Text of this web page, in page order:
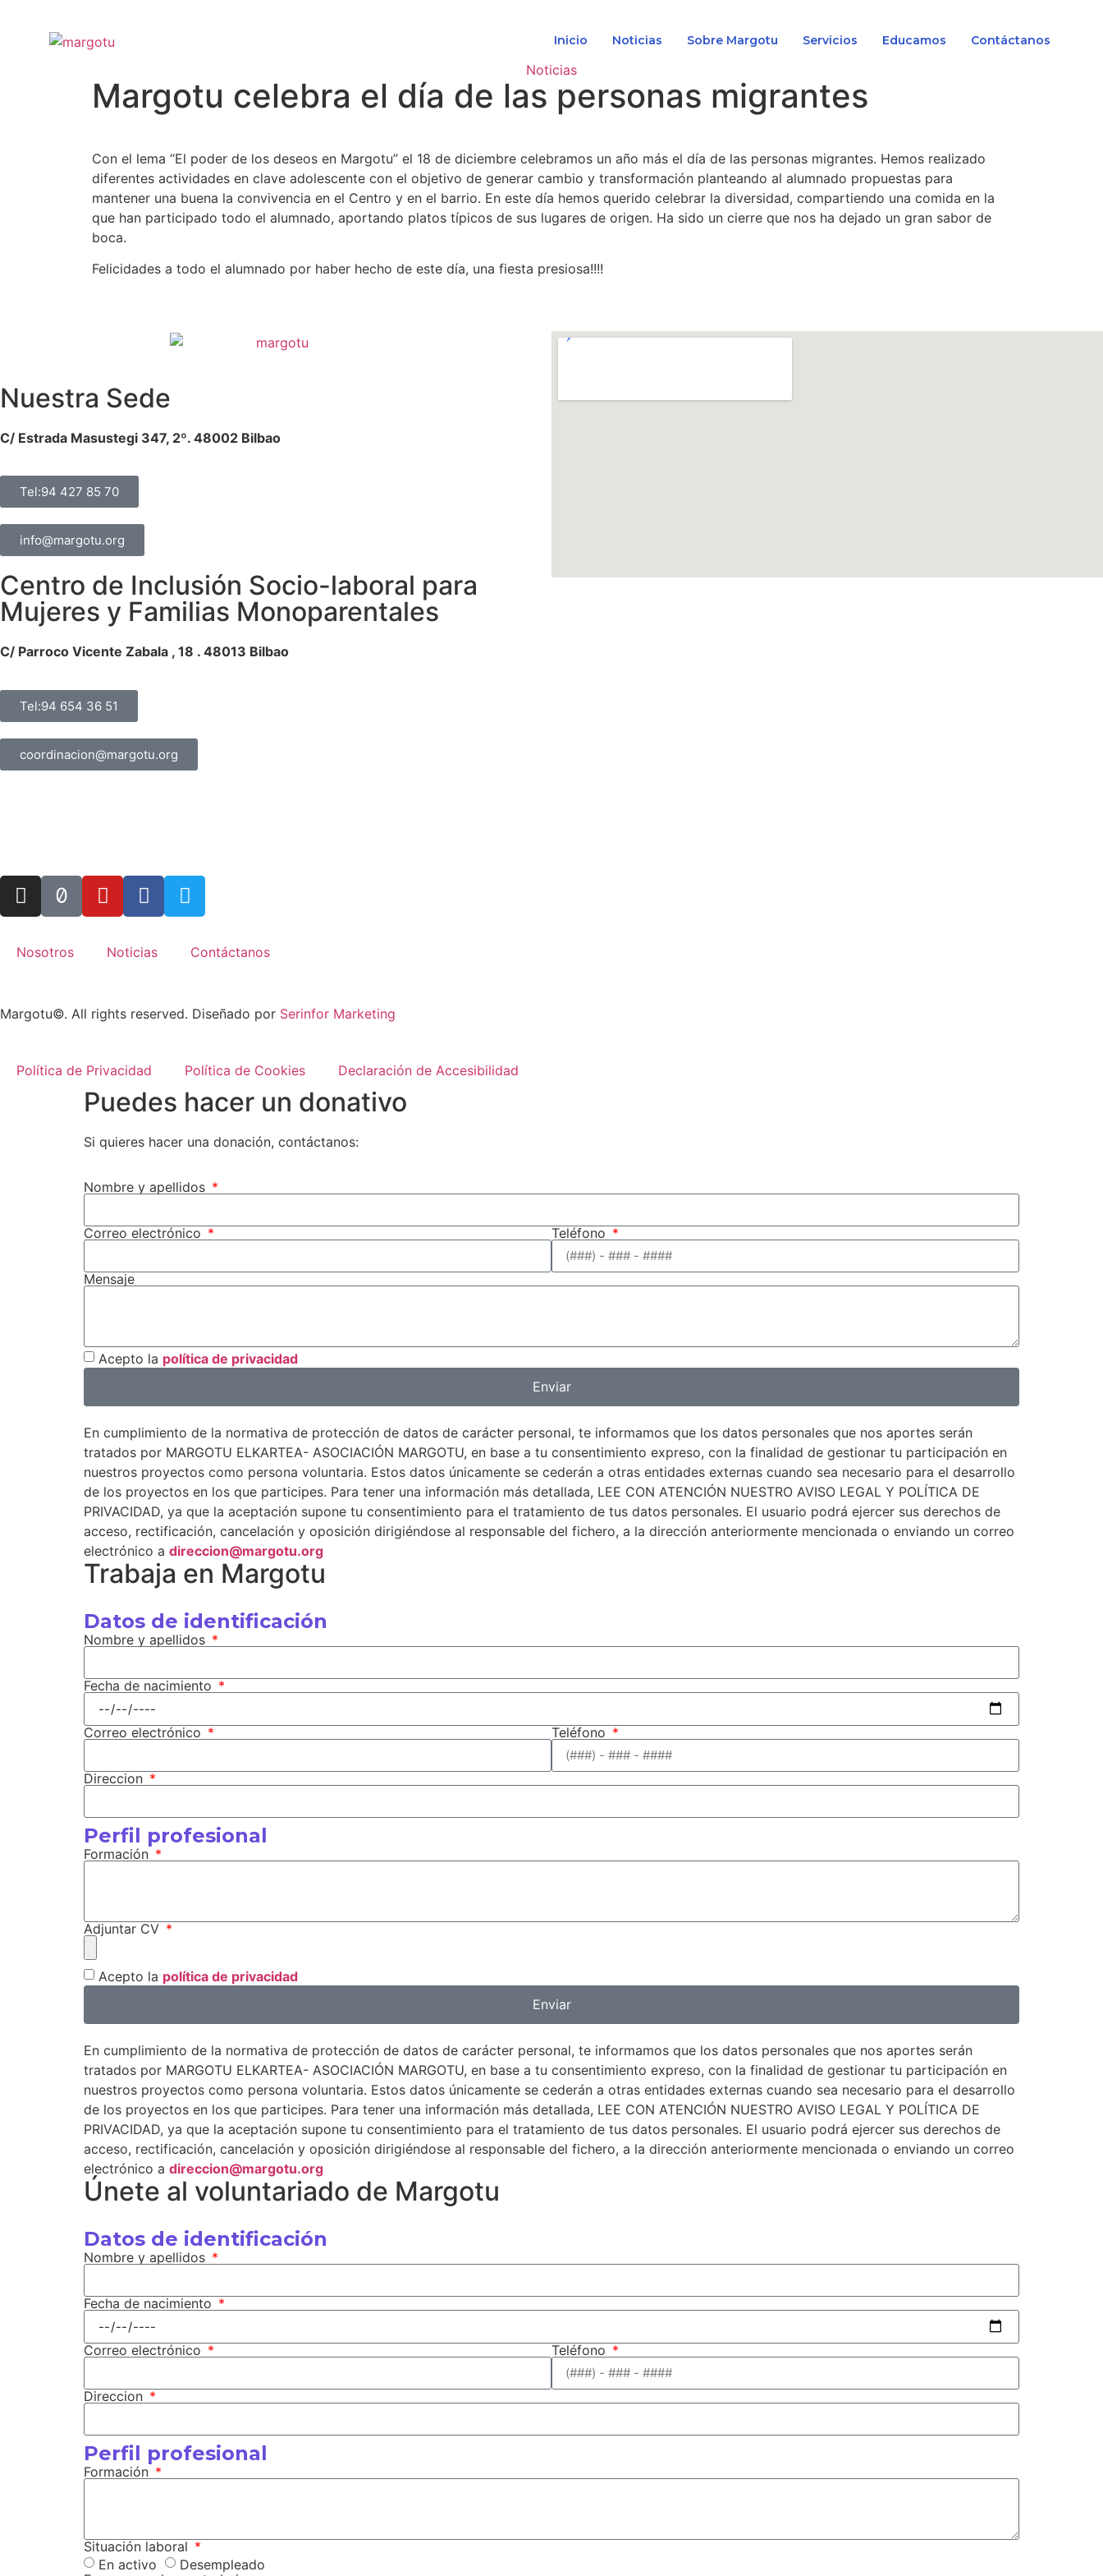
Inicio Noticias Sobre Margotu Servicios Educamos Contáctanos
Noticias
Margotu celebra el día de las personas migrantes
Con el lema “El poder de los deseos en Margotu” el 18 de diciembre celebramos un año más el día de las personas migrantes. Hemos realizado
diferentes actividades en clave adolescente con el objetivo de generar cambio y transformación planteando al alumnado propuestas para
mantener una buena la convivencia en el Centro y en el barrio. En este día hemos querido celebrar la diversidad, compartiendo una comida en la
que han participado todo el alumnado, aportando platos típicos de sus lugares de origen. Ha sido un cierre que nos ha dejado un gran sabor de
boca.
Felicidades a todo el alumnado por haber hecho de este día, una fiesta presiosa!!!!
Nuestra Sede
C/ Estrada Masustegi 347, 2º. 48002 Bilbao
Tel:94 427 85 70
info@margotu.org
Centro de Inclusión Socio-laboral para
Mujeres y Familias Monoparentales
C/ Parroco Vicente Zabala , 18 . 48013 Bilbao
Tel:94 654 36 51
coordinacion@margotu.org
Nosotros Noticias Contáctanos
Margotu©. All rights reserved. Diseñado por Serinfor Marketing
Política de Privacidad Política de Cookies Declaración de Accesibilidad
Puedes hacer un donativo
Si quieres hacer una donación, contáctanos:
Nombre y apellidos
Correo electrónico Teléfono
Mensaje
Acepto la política de privacidad
Enviar
En cumplimiento de la normativa de protección de datos de carácter personal, te informamos que los datos personales que nos aportes serán
tratados por MARGOTU ELKARTEA- ASOCIACIÓN MARGOTU, en base a tu consentimiento expreso, con la finalidad de gestionar tu participación en
nuestros proyectos como persona voluntaria. Estos datos únicamente se cederán a otras entidades externas cuando sea necesario para el desarrollo
de los proyectos en los que participes. Para tener una información más detallada, LEE CON ATENCIÓN NUESTRO AVISO LEGAL Y POLÍTICA DE
PRIVACIDAD, ya que la aceptación supone tu consentimiento para el tratamiento de tus datos personales. El usuario podrá ejercer sus derechos de
acceso, rectificación, cancelación y oposición dirigiéndose al responsable del fichero, a la dirección anteriormente mencionada o enviando un correo
electrónico a direccion@margotu.org
Trabaja en Margotu
Datos de identificación
Nombre y apellidos
Fecha de nacimiento
Correo electrónico Teléfono
Direccion
Perfil profesional
Formación
Adjuntar CV
Acepto la política de privacidad
Enviar
En cumplimiento de la normativa de protección de datos de carácter personal, te informamos que los datos personales que nos aportes serán
tratados por MARGOTU ELKARTEA- ASOCIACIÓN MARGOTU, en base a tu consentimiento expreso, con la finalidad de gestionar tu participación en
nuestros proyectos como persona voluntaria. Estos datos únicamente se cederán a otras entidades externas cuando sea necesario para el desarrollo
de los proyectos en los que participes. Para tener una información más detallada, LEE CON ATENCIÓN NUESTRO AVISO LEGAL Y POLÍTICA DE
PRIVACIDAD, ya que la aceptación supone tu consentimiento para el tratamiento de tus datos personales. El usuario podrá ejercer sus derechos de
acceso, rectificación, cancelación y oposición dirigiéndose al responsable del fichero, a la dirección anteriormente mencionada o enviando un correo
electrónico a direccion@margotu.org
Únete al voluntariado de Margotu
Datos de identificación
Nombre y apellidos
Fecha de nacimiento
Correo electrónico Teléfono
Direccion
Perfil profesional
Formación
Situación laboral
En activo
Desempleado